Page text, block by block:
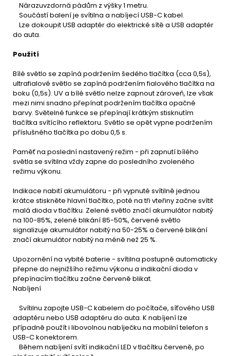
Nárazuvzdorná pádům z výšky 1 metru.
Součástí balení je svítilna a nabíjecí USB-C kabel.
Lze dokoupit USB adaptér do elektrické sítě a USB adaptér
do auta.
Použití
Bílé světlo se zapíná podržením šedého tlačítka (cca 0,5s),
ultrafialové světlo se zapíná podržením fialového tlačítka na
boku (0,5s). UV a bílé světlo nelze zapnout zároveň, lze však
mezi nimi snadno přepínat podržením tlačítka opačné
barvy. Světelné funkce se přepínají krátkým stisknutím
tlačítka svítícího reflektoru. Světlo se opět vypne podržením
příslušného tlačítka po dobu 0,5 s.
Paměť na poslední nastavený režim - při zapnutí bílého
světla se svítilna vždy zapne do posledního zvoleného
režimu výkonu.
Indikace nabití akumulátoru - při vypnuté svítilně jednou
krátce stiskněte hlavní tlačítko, poté na tři vteřiny začne svítit
malá dioda v tlačítku. Zelené světlo značí akumulátor nabitý
na 100-85%, zelené blikání 85-50%, červené světlo
signalizuje akumulátor nabitý na 50-25% a červené blikání
značí akumulátor nabitý na méně než 25 %.
Upozornění na vybité baterie - svítilna postupně automaticky
přepne do nejnižšího režimu výkonu a indikační dioda v
přepínacím tlačítku začne červeně blikat.
Nabíjení
Svítilnu zapojte USB-C kabelem do počítače, síťového USB
adaptéru nebo USB adaptéru do auta. K nabíjení lze
případně použít i libovolnou nabíječku na mobilní telefon s
USB-C konektorem.
Během nabíjení svítí indikační LED v tlačítku červeně, po